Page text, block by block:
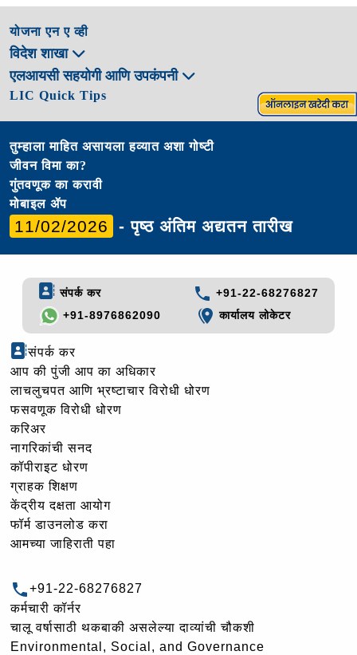
योजना एन ए व्ही
विदेश शाखा
एलआयसी सहयोगी आणि उपकंपनी
LIC Quick Tips
तुम्हाला माहित असायला हव्यात अशा गोष्टी
जीवन विमा का?
गुंतवणूक का करावी
मोबाइल ॲप
11/02/2026 - पृष्ठ अंतिम अद्यतन तारीख
संपर्क कर
+91-22-68276827
+91-8976862090
कार्यालय लोकेटर
संपर्क कर
आप की पुंजी आप का अधिकार
लाचलुचपत आणि भ्रष्टाचार विरोधी धोरण
फसवणूक विरोधी धोरण
करिअर
नागरिकांची सनद
कॉपीराइट धोरण
ग्राहक शिक्षण
केंद्रीय दक्षता आयोग
फॉर्म डाउनलोड करा
आमच्या जाहिराती पहा
+91-22-68276827
कर्मचारी कॉर्नर
चालू वर्षासाठी थकबाकी असलेल्या दाव्यांची चौकशी
Environmental, Social, and Governance